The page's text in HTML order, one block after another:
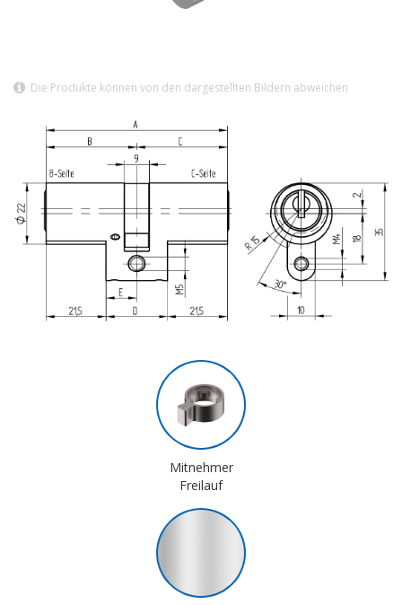
Die Produkte können von den dargestellten Bildern abweichen
Mitnehmer
Freilauf